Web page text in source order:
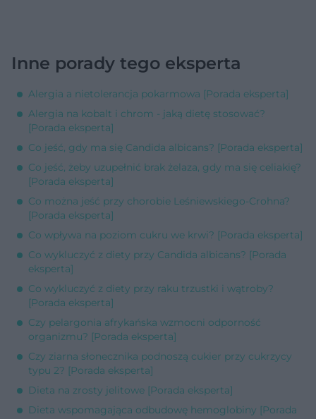
Inne porady tego eksperta
Alergia a nietolerancja pokarmowa [Porada eksperta]
Alergia na kobalt i chrom - jaką dietę stosować?
[Porada eksperta]
Co jeść, gdy ma się Candida albicans? [Porada eksperta]
Co jeść, żeby uzupełnić brak żelaza, gdy ma się celiakię?
[Porada eksperta]
Co można jeść przy chorobie Leśniewskiego-Crohna?
[Porada eksperta]
Co wpływa na poziom cukru we krwi? [Porada eksperta]
Co wykluczyć z diety przy Candida albicans? [Porada
eksperta]
Co wykluczyć z diety przy raku trzustki i wątroby?
[Porada eksperta]
Czy pelargonia afrykańska wzmocni odporność
organizmu? [Porada eksperta]
Czy ziarna słonecznika podnoszą cukier przy cukrzycy
typu 2? [Porada eksperta]
Dieta na zrosty jelitowe [Porada eksperta]
Dieta wspomagająca odbudowę hemoglobiny [Porada